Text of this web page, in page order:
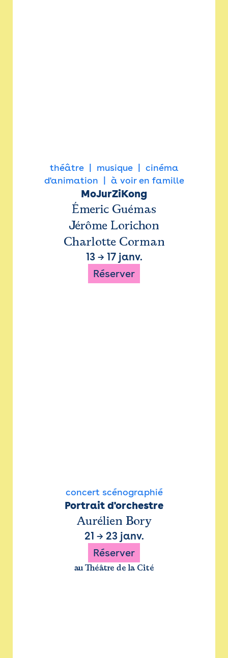
théâtre musique
cinéma
d'animation
à voir en famille
MoJurZiKong
Émeric Guémas
Jérôme Lorichon
Charlotte Corman
13→ 17 janv.
Réserver
concert scénographié
Portrait d'orchestre
Aurélien Bory
21 → 23 janv.
Réserver
au Théâtre de la Cité